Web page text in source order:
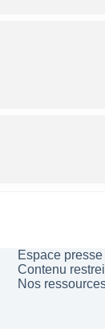
Espace presse
Contenu
Nos